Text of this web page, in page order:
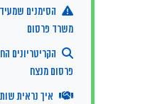
הסימנים
משרד פרסום
הקריטריונים
פרסום מנצח
איך נראית